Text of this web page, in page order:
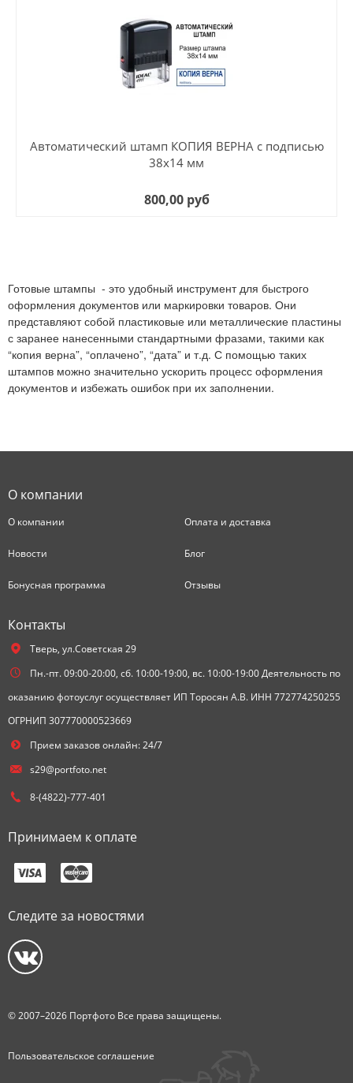
Автоматический штамп КОПИЯ ВЕРНА с подписью
38х14 мм
800,00 руб
Готовые штампы - это удобный инструмент для быстрого
оформления документов или маркировки товаров. Они
представляют собой пластиковые или металлические пластины
с заранее нанесенными стандартными фразами, такими как
“копия верна”, “оплачено”, “дата” и т.д. С помощью таких
штампов можно значительно ускорить процесс оформления
документов и избежать ошибок при их заполнении.
О компании
О компании Оплата и доставка
Новости Блог
Бонусная программа Отзывы
Контакты
Тверь, ул.Советская 29
Пн.-пт. 09:00-20:00, сб. 10:00-19:00, вс. 10:00-19:00 Деятельность по
оказанию фотоуслуг осуществляет ИП Торосян А.В. ИНН 772774250255
ОГРНИП 307770000523669
Прием заказов онлайн: 24/7
s29@portfoto.net
8-(4822)-777-401
Принимаем к оплате
Следите за новостями
© 2007–2026 Портфото Все права защищены.
Пользовательское соглашение